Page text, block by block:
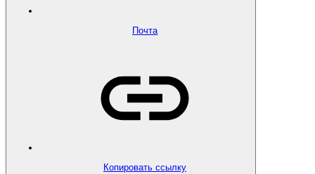
Почта
Копировать ссылку